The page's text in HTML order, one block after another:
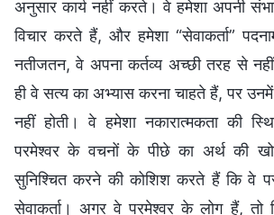
अनुसार कार्य नहीं करते। वे हमेशा अपनी
विचार करते हैं, और हमेशा “सेवाकर्ता”
नतीजतन, वे अपना कर्तव्य अच्छी तरह से
ही वे सत्य का अभ्यास करना चाहते हैं, पर
नहीं होती। वे हमेशा नकारात्मकता की
परमेश्वर के वचनों के पीछे का अर्थ की
सुनिश्चित करने की कोशिश करते हैं कि वे
सेवाकर्ता। अगर वे परमेश्वर के लोग हैं, तो